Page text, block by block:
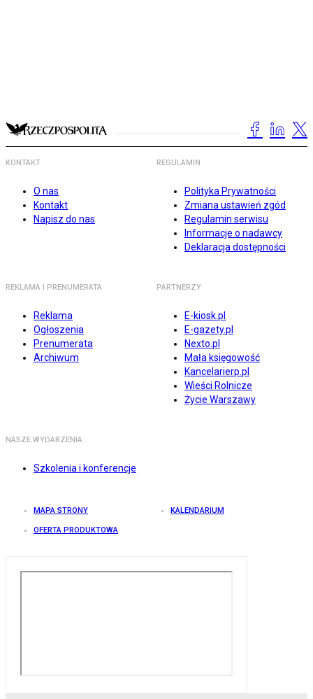
KONTAKT
O nas
Kontakt
Napisz do nas
REGULAMIN
Polityka Prywatności
Zmiana ustawień zgód
Regulamin serwisu
Informacje o nadawcy
Deklaracja dostępności
REKLAMA I PRENUMERATA
Reklama
Ogłoszenia
Prenumerata
Archiwum
PARTNERZY
E-kiosk.pl
E-gazety.pl
Nexto.pl
Mała księgowość
Kancelarierp.pl
Wieści Rolnicze
Życie Warszawy
NASZE WYDARZENIA
Szkolenia i konferencje
MAPA STRONY KALENDARIUM
OFERTA PRODUKTOWA